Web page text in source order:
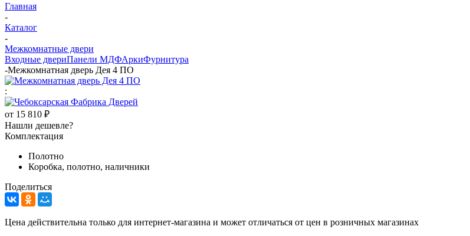
Главная
-
Каталог
-
Межкомнатные двери
Входные двериПанели МДФАркиФурнитура
-Межкомнатная дверь Дея 4 ПО
:
от 15 810 ₽
Нашли дешевле?
Комплектация
Полотно
Коробка, полотно, наличники
Поделиться
Цена действительна только для интернет-магазина и может отличаться от цен в розничных магазинах